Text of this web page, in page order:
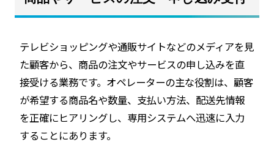
テレビショッピングや通販サイトなどのメディアを見
た顧客から、商品の注文やサービスの申し込みを直
接受ける業務です。オペレーターの主な役割は、顧客
が希望する商品名や数量、支払い方法、配送先情報
を正確にヒアリングし、専用システムへ迅速に入力
することにあります。